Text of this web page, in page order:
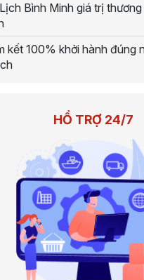
Bình Minh giá trị
kết 100% khởi hành đúng
HỔ TRỢ 24/7